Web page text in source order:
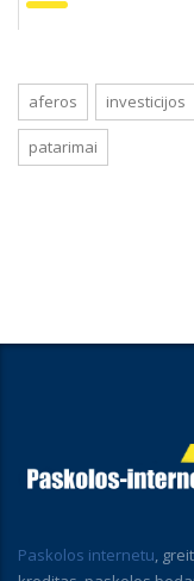
aferos investicijos
patarimai
Paskolos internetu,